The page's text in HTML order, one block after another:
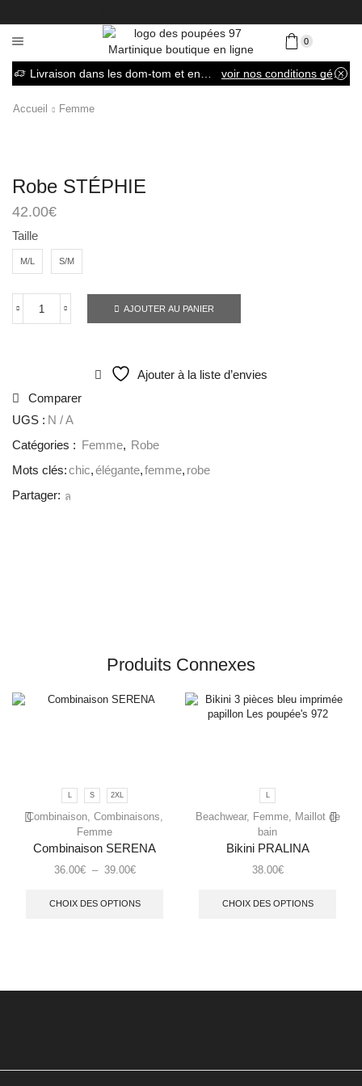
0
voir nos conditions générales de vente
Accueil Femme
Robe STÉPHIE
42.00€
Taille
M/L S/M
AJOUTER AU PANIER
Ajouter à la liste d’envies
Comparer
UGS : N / A
Catégories :
Femme, Robe
Mots clés:chic,élégante,femme, robe
Partager:
Produits Connexes
S 2XL
Combinaison, Combinaisons
Femme
Combinaison SERENA
36.00€ – 39.00€
CHOIX DES OPTIONS
Beachwear, Femme, Maillot de
bain
Bikini PRALINA
38.00€
CHOIX DES OPTIONS